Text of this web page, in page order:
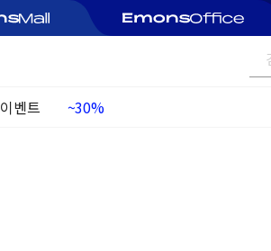
이벤트
~30%